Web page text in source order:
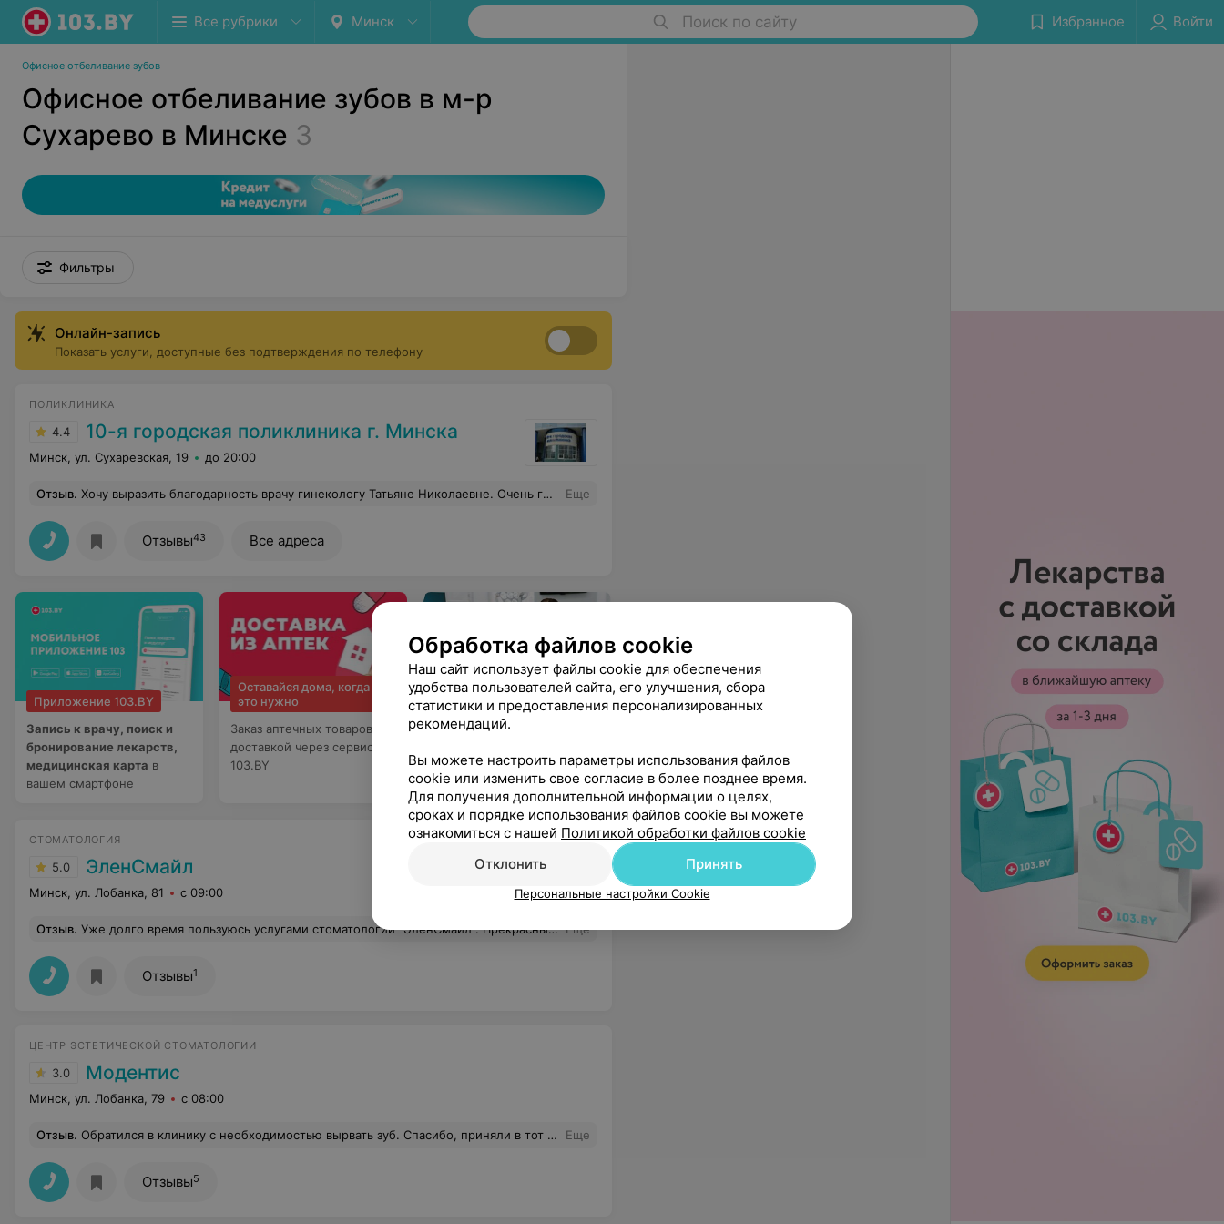
Все рубрики Минск Поиск по сайту Избранное Войти
Офисное отбеливание зубов
Офисное отбеливание зубов в м-р
Сухарево в Минске 3
Фильтры
Онлайн-запись
Показать услуги, доступные без подтверждения по телефону
ПОЛИКЛИНИКА
4.4 10-я городская поликлиника г. Минска
Минск, ул. Сухаревская, 19 до 20:00
Отзыв. Хочу выразить благодарность врачу гинекологу Татьяне Николаевне. Очень грамотный, тактичный, внимательный доктор. Профессионал своего дела! Еще
Отзывы43 Все адреса
Приложение 103.BY
Запись к врачу, поиск и
бронирование лекарств,
медицинская карта в
вашем смартфоне
Оставайся дома, когда
это нужно
Заказ аптечных товаров с
доставкой через сервис
103.BY
Онлайн-запись
Удобный поиск
онлайн-записью
СТОМАТОЛОГИЯ
5.0 ЭленСмайл
Минск, ул. Лобанка, 81 с 09:00
Отзыв. Уже долго время пользуюсь услугами стоматологии "ЭленСмайл". Прекрасные врачи, демократичные цены. Большая благодарность Олесе Владимировне, чуткий врач и профессионал своего дела! Еще
Отзывы1
ЦЕНТР ЭСТЕТИЧЕСКОЙ СТОМАТОЛОГИИ
3.0 Модентис
Минск, ул. Лобанка, 79 с 08:00
Отзыв. Обратился в клинику с необходимостью вырвать зуб. Спасибо, приняли в тот же день. На ресепшене красивый и приветливый персонал, спасибо вам за вашу улыбку. Принял меня врач Дмитрий Олегович, профессионально успокоил, и не менее профессионально удалил мне зуб. Учитывая, насколько я трус, ему огромный респект, все идеально. Все проходило в сопровождении очаровательной помощницы врача, перед которой было стыдно и страх показать. Еще
Отзывы5
Обработка файлов cookie
Наш сайт использует файлы cookie для обеспечения
удобства пользователей сайта, его улучшения, сбора
статистики и предоставления персонализированных
рекомендаций.
Вы можете настроить параметры использования файлов
cookie или изменить свое согласие в более позднее время.
Для получения дополнительной информации о целях,
сроках и порядке использования файлов cookie вы можете
ознакомиться с нашей Политикой обработки файлов cookie
Отклонить
Принять
Персональные настройки Cookie